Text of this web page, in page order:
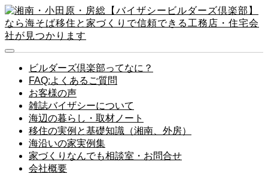
ビルダーズ倶楽部ってなに？
FAQ:よくあるご質問
お客様の声
雑誌バイザシーについて
海辺の暮らし・取材ノート
移住の実例と基礎知識（湘南、外房）
海沿いの家実例集
家づくりなんでも相談室・お問合せ
会社概要